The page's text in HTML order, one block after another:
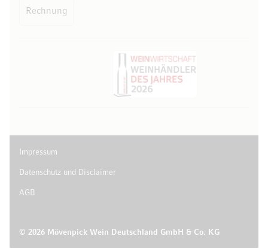
Rechnung
© 2026 Mövenpick Wein Deutschland GmbH & Co. KG
Impressum
Datenschutz und Disclaimer
AGB